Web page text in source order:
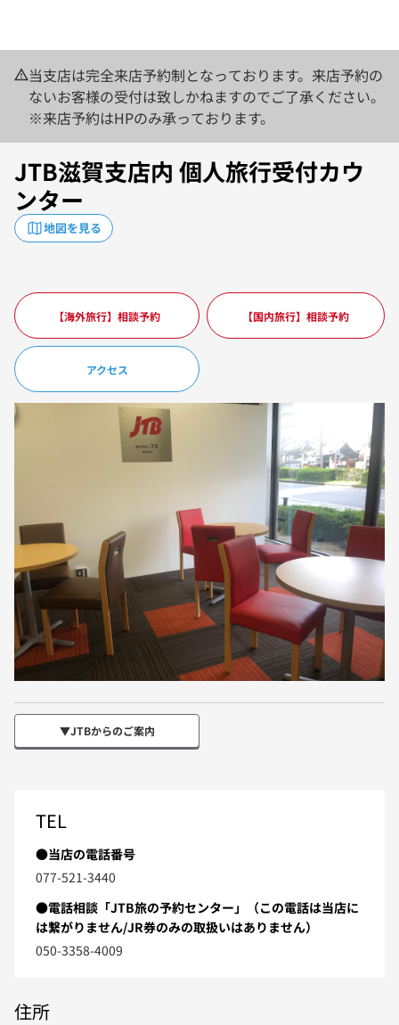
当支店は完全来店予約制となっております。来店予約の
ないお客様の受付は致しかねますのでご了承ください。
※来店予約はHPのみ承っております。
JTB滋賀支店内 個人旅行受付カウ
ンター
地図を見る
【海外旅行】相談予約 【国内旅行】相談予約
アクセス
▼JTBからのご案内
TEL
●当店の電話番号
077-521-3440
●電話相談「JTB旅の予約センター」（この電話は当店に
は繋がりません/JR券のみの取扱いはありません）
050-3358-4009
住所